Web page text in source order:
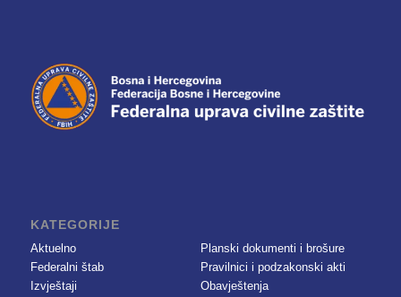
KATEGORIJE
Aktuelno
Federalni štab
Izvještaji
Planski dokumenti i brošure
Pravilnici i podzakonski akti
Obavještenja